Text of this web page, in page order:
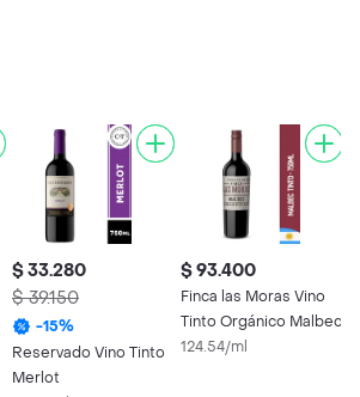
$ 33.280
$ 39.150
-15%
Reservado Vino Tinto
Merlot
$ 93.400
Finca las Moras Vino
Tinto Orgánico Malbec
124.54/ml